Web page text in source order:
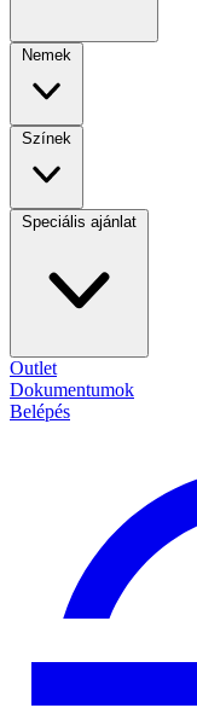
Nemek
Színek
Speciális ajánlat
Outlet
Dokumentumok
Belépés